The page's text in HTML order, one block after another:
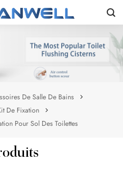
De Salle De Bains
De Fixation
Pour Sol Des Toilettes